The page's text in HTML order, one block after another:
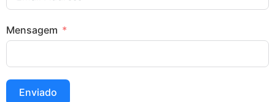
Mensagem
Enviado